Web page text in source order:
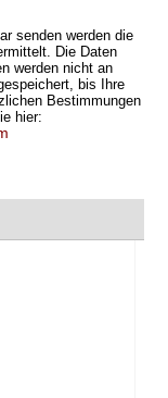
senden werden die
Die Daten
werden nicht an
bis Ihre
Bestimmungen
hier: